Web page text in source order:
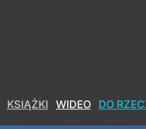
KSIĄŻKI WIDEO DO